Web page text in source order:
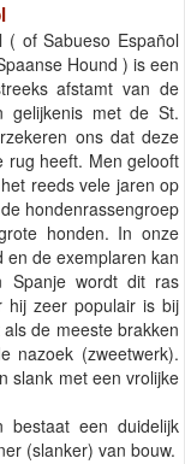
( of Sabueso Español
Hound ) is een
afstamt van de
gelijkenis met de St.
ons dat deze
rug heeft. Men gelooft
reeds vele jaren op
hondenrassengroep
honden. In onze
en de exemplaren kan
wordt dit ras
hij zeer populair is bij
de meeste brakken
nazoek (zweetwerk).
slank met een vrolijke
bestaat een duidelijk
(slanker) van bouw.